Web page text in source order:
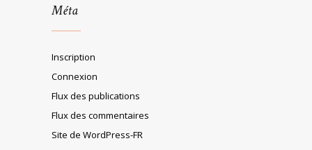
Méta
Inscription
Connexion
Flux des publications
Flux des commentaires
Site de WordPress-FR